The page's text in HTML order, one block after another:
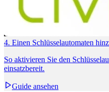
4. Einen Schlüsselautomaten
So aktivieren Sie den
einsatzbereit.
Guide ansehen